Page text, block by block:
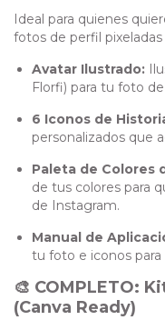
Ideal para quienes
fotos de perfil
Avatar Ilustrado:
Florfi) para tu foto
6 Iconos de
personalizados que
Paleta de Colores
de tus colores para
de Instagram.
Manual de
tu foto e iconos
🎨 COMPLETO:
(Canva Ready)